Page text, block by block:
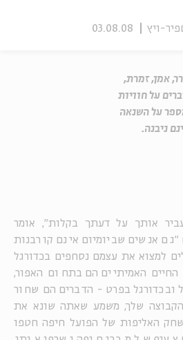
ויץ 03.08.08
אמן, זמרת,
על חוויות
על השנאה
ניבנה.
אותך על דעתך בקלות", אומר
"גם אנשים שביומיום אינם קורבנות
למצוא את עצמם נסחפים בכדורגל
החיים האמיתיים הם בתחום האפור,
ובכדורגל בפרט - הדברים הם שחור
שלך, משמע שאתה שונא את
האליפות של הפועל חיפה חטפו